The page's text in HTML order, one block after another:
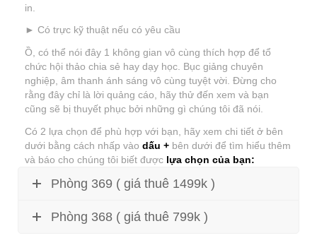
in.
► Có trực kỹ thuật nếu có yêu cầu
Ồ, có thể nói đây 1 không gian vô cùng thích hợp để tổ
chức hội thảo chia sẻ hay dạy học. Bục giảng chuyên
nghiệp, âm thanh ánh sáng vô cùng tuyệt vời. Đừng cho
rằng đây chỉ là lời quảng cáo, hãy thử đến xem và bạn
cũng sẽ bị thuyết phục bởi những gì chúng tôi đã nói.
Có 2 lựa chọn để phù hợp với bạn, hãy xem chi tiết ở bên
dưới bằng cách nhấp vào dấu + bên dưới để tìm hiểu thêm
và báo cho chúng tôi biết được lựa chọn của bạn:
Phòng 369 ( giá thuê 1499k )
Phòng 368 ( giá thuê 799k )